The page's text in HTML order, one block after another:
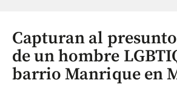
Capturan al
de un hombre
barrio Manrique en